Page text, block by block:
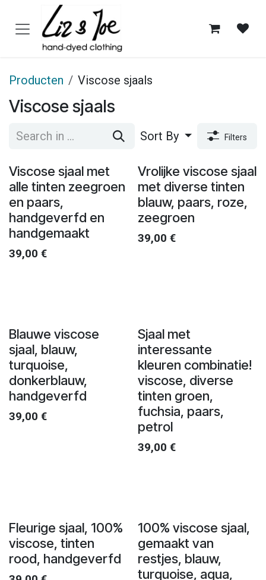
Overslaan naar inhoud
Producten Viscose sjaals
Viscose sjaals
Sort By Filters
Viscose sjaal met
alle tinten zeegroen
en paars,
handgeverfd en
handgemaakt
39,00 €
Vrolijke viscose sjaal
met diverse tinten
blauw, paars, roze,
zeegroen
39,00 €
Blauwe viscose
sjaal, blauw,
turquoise,
donkerblauw,
handgeverfd
39,00 €
Sjaal met
interessante
kleuren combinatie!
viscose, diverse
tinten groen,
fuchsia, paars,
petrol
39,00 €
Fleurige sjaal, 100%
viscose, tinten
rood, handgeverfd
100% viscose sjaal,
gemaakt van
restjes, blauw,
turquoise, aqua,